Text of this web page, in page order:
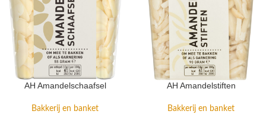
AH Amandelschaafsel
Bakkerij en banket
AH Amandelstiften
Bakkerij en banket